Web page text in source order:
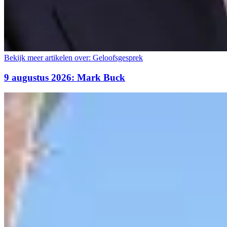
Bekijk meer artikelen over: Geloofsgesprek
9 augustus 2026: Mark Buck